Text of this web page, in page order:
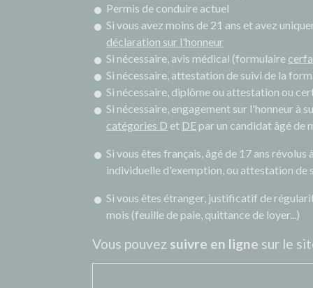
Permis de conduire actuel
Si vous avez moins de 21 ans et avez
déclaration sur l'honneur
Si nécessaire, avis médical (formulaire
Si nécessaire, attestation de suivi de la
Si nécessaire, diplôme ou attestation ou
Si nécessaire, engagement sur l'honneur
catégories D et DE par un candidat âgé de
Si vous êtes français, âgé de 17 ans
individuelle d'exemption, ou attestation
Si vous êtes étranger, justificatif de
mois (feuille de paie, quittance de loyer...)
Vous pouvez suivre en ligne sur le